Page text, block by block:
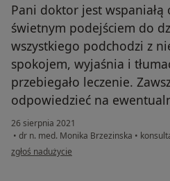
Pani doktor jest wspaniałą
świetnym podejściem do
wszystkiego podchodzi z
spokojem, wyjaśnia i
przebiegało leczenie.
odpowiedzieć na
26 sierpnia 2021
• dr n. med. Monika Brzezinska •
w opinii użytkownika Magdalena
zgłoś nadużycie